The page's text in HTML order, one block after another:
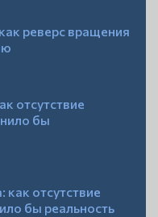
реверс вращения
отсутствие
бы
как отсутствие
бы реальность